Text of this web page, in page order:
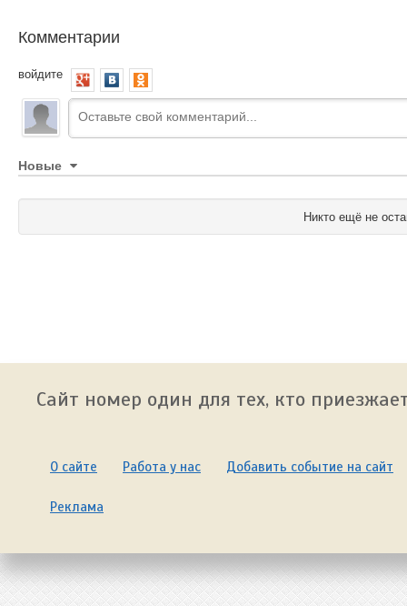
Комментарии
войдите
Новые
Никто ещё не
Сайт номер один для тех, кто
О сайте Работа у нас Добавить событие на сайт
Реклама